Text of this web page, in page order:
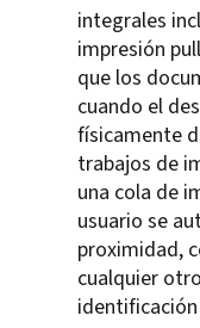
integrales
impresión
que los
cuando el
físicamente
trabajos de
una cola de
usuario se
proximidad,
cualquier